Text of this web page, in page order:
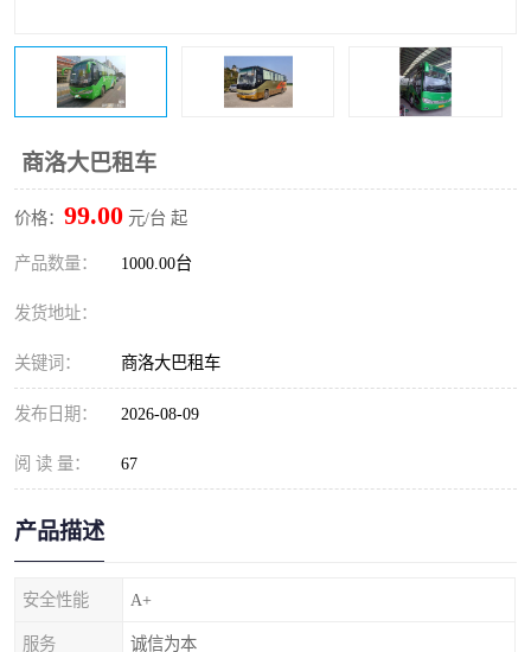
商洛大巴租车
价格： 99.00 元/台 起
产品数量： 1000.00台
发货地址：
关键词： 商洛大巴租车
发布日期： 2026-08-09
阅 读 量： 67
产品描述
安全性能 A+
服务 诚信为本